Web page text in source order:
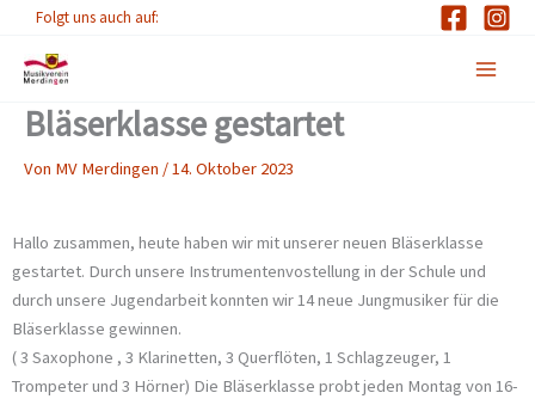
springen
Folgt uns auch auf:
Bläserklasse gestartet
Von MV Merdingen /14. Oktober 2023
Hallo zusammen, heute haben wir mit unserer neuen Bläserklasse
gestartet. Durch unsere Instrumentenvostellung in der Schule und
durch unsere Jugendarbeit konnten wir 14 neue Jungmusiker für die
Bläserklasse gewinnen.
( 3 Saxophone , 3 Klarinetten, 3 Querflöten, 1 Schlagzeuger, 1
Trompeter und 3 Hörner) Die Bläserklasse probt jeden Montag von 16-